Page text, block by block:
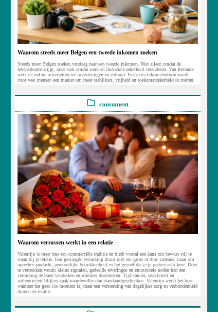
Waarom steeds meer Belgen een tweede inkomen zoeken
Steeds meer Belgen zoeken vandaag naar een tweede inkomen. Niet alleen omdat de
levensduurte stijgt, maar ook omdat werk en financiële zekerheid veranderen. Van freelance
werk en online activiteiten tot investeringen en verhuur. Een extra inkomstenbron wordt
voor veel mensen een manier om meer stabiliteit, vrijheid en toekomstzekerheid te creëren.
consument
Waarom verrassen werkt in een relatie
Valentijn is meer dan een commerciële traditie en biedt vooral een kans om bewust stil te
staan bij je relatie. Een geslaagde verrassing draait niet om grote of dure cadeaus, maar om
oprechte aandacht, persoonlijke betrokkenheid en het gevoel dat je je partner echt kent. Door
te vertrekken vanuit kleine signalen, gedeelde ervaringen en emotionele noden kan een
verrassing de band versterken en routines doorbreken. Tijd samen, creativiteit en
authenticiteit blijken vaak waardevoller dan standaardgeschenken. Valentijn werkt het best
wanneer het geen los moment is, maar een versterking van dagelijkse zorg en verbondenheid
binnen de relatie.